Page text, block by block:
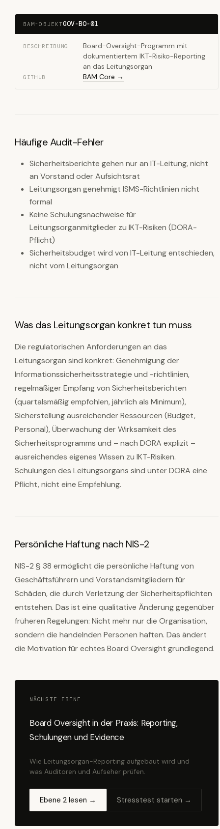
BAM-OBJEKTGOV-BO-01
BESCHREIBUNG
Board-Oversight-Programm mit
dokumentiertem IKT-Risiko-Reporting
an das Leitungsorgan
GITHUB BAM Core →
Häufige Audit-Fehler
Sicherheitsberichte gehen nur an IT-Leitung, nicht
an Vorstand oder Aufsichtsrat
Leitungsorgan genehmigt ISMS-Richtlinien nicht
formal
Keine Schulungsnachweise für
Leitungsorganmitglieder zu IKT-Risiken (DORA-
Pflicht)
Sicherheitsbudget wird von IT-Leitung entschieden,
nicht vom Leitungsorgan
Was das Leitungsorgan konkret tun muss
Die regulatorischen Anforderungen an das
Leitungsorgan sind konkret: Genehmigung der
Informationssicherheitsstrategie und -richtlinien,
regelmäßiger Empfang von Sicherheitsberichten
(quartalsmäßig empfohlen, jährlich als Minimum),
Sicherstellung ausreichender Ressourcen (Budget,
Personal), Überwachung der Wirksamkeit des
Sicherheitsprogramms und – nach DORA explizit –
ausreichendes eigenes Wissen zu IKT-Risiken.
Schulungen des Leitungsorgans sind unter DORA eine
Pflicht, nicht eine Empfehlung.
Persönliche Haftung nach NIS-2
NIS-2 § 38 ermöglicht die persönliche Haftung von
Geschäftsführern und Vorstandsmitgliedern für
Schäden, die durch Verletzung der Sicherheitspflichten
entstehen. Das ist eine qualitative Änderung gegenüber
früheren Regelungen: Nicht mehr nur die Organisation,
sondern die handelnden Personen haften. Das ändert
die Motivation für echtes Board Oversight grundlegend.
NÄCHSTE EBENE
Board Oversight in der Praxis: Reporting,
Schulungen und Evidence
Wie Leitungsorgan-Reporting aufgebaut wird und
was Auditoren und Aufseher prüfen.
Ebene 2 lesen → Stresstest starten →